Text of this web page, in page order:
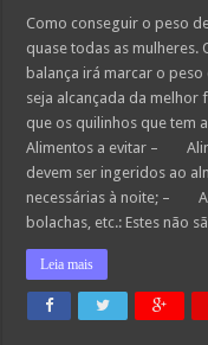
Como conseguir o peso
quase todas as mulheres.
balança irá marcar o
seja alcançada da melhor
que os quilinhos que tem
Alimentos a evitar –
devem ser ingeridos ao
necessárias à noite; –
bolachas, etc.: Estes não
Leia mais